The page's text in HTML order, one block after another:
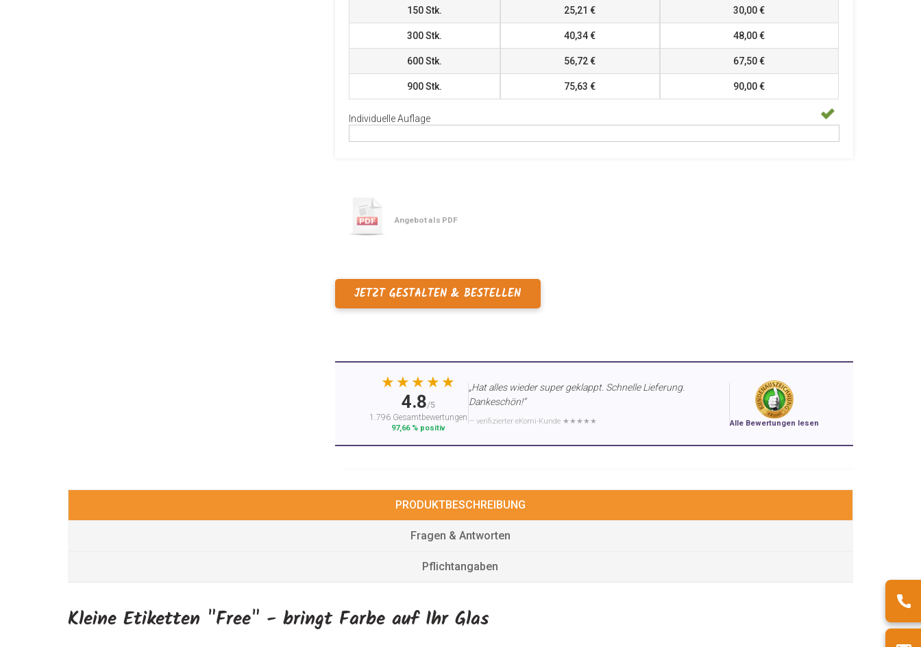
150Stk. 25,21 € 30,00 €
300Stk. 40,34 € 48,00 €
600Stk. 56,72 € 67,50 €
900Stk. 75,63 € 90,00 €
Individuelle Auflage
Angebot als PDF
JETZT GESTALTEN & BESTELLEN
★★★★★
4.8/5
1.796 Gesamtbewertungen
97,66 % positiv
„Hat alles wieder super geklappt. Schnelle Lieferung.
Dankeschön!“
— verifizierter eKomi-Kunde ★★★★★ Alle Bewertungen lesen
PRODUKTBESCHREIBUNG
Fragen & Antworten
Pflichtangaben
Kleine Etiketten "Free" - bringt Farbe auf Ihr Glas